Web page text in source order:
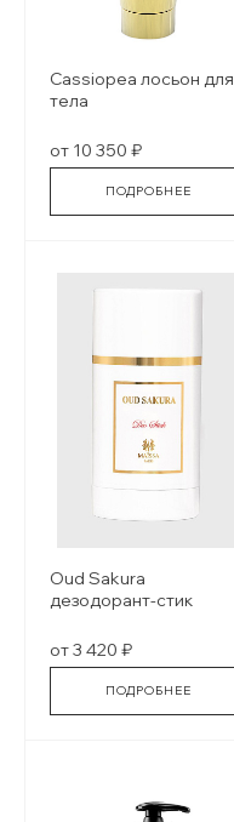
Cassiopea лосьон для
тела
от 10 350 ₽
ПОДРОБНЕЕ
Oud Sakura
дезодорант-стик
от 3 420 ₽
ПОДРОБНЕЕ